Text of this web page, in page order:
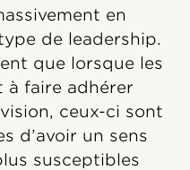
en
de leadership.
que lorsque les
à faire adhérer
ceux-ci sont
d’avoir un sens
susceptibles